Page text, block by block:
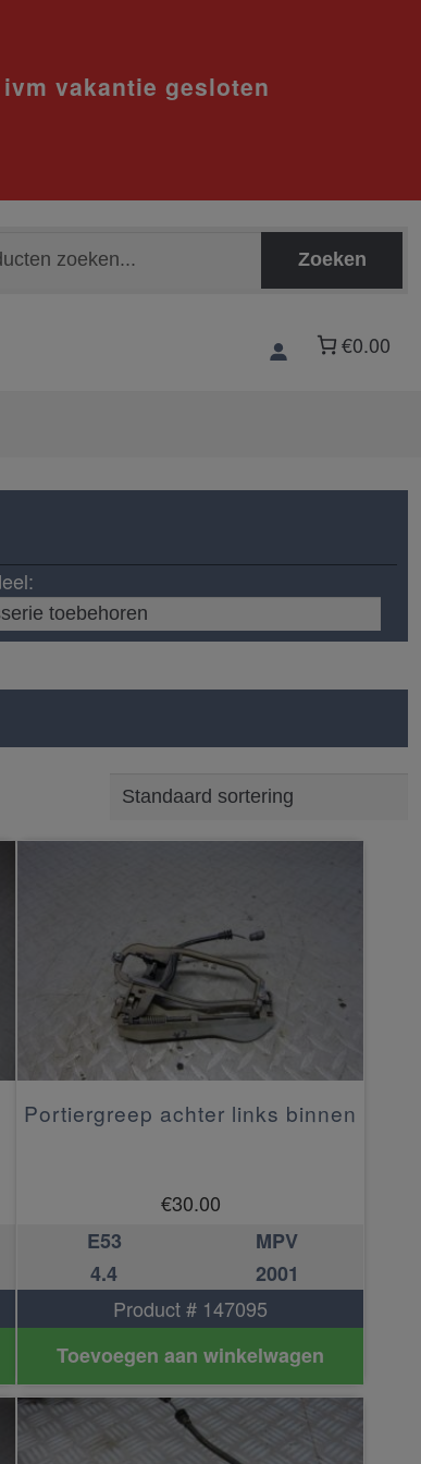
Zoeken
€0.00
Portiergreep achter links binnen
€30.00
E53
MPV
4.4
2001
Product # 147095
Toevoegen aan winkelwagen